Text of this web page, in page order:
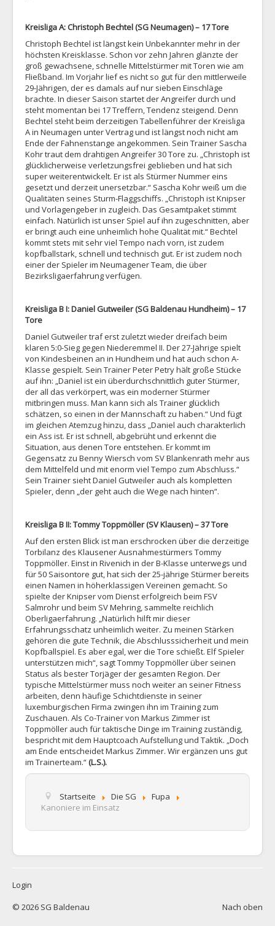
Kreisliga A: Christoph Bechtel (SG Neumagen) – 17 Tore
Christoph Bechtel ist längst kein Unbekannter mehr in der
höchsten Kreisklasse. Schon vor zehn Jahren glänzte der
groß gewachsene, schnelle Mittelstürmer mit Toren wie am
Fließband. Im Vorjahr lief es nicht so gut für den mittlerweile
29-Jährigen, der es damals auf nur sieben Einschläge
brachte. In dieser Saison startet der Angreifer durch und
steht momentan bei 17 Treffern, Tendenz steigend. Denn
Bechtel steht beim derzeitigen Tabellenführer der Kreisliga
A in Neumagen unter Vertrag und ist längst noch nicht am
Ende der Fahnenstange angekommen. Sein Trainer Sascha
Kohr traut dem drahtigen Angreifer 30 Tore zu. „Christoph ist
glücklicherweise verletzungsfrei geblieben und hat sich
super weiterentwickelt. Er ist als Stürmer Nummer eins
gesetzt und derzeit unersetzbar.“ Sascha Kohr weiß um die
Qualitäten seines Sturm-Flaggschiffs. „Christoph ist Knipser
und Vorlagengeber in zugleich. Das Gesamtpaket stimmt
einfach. Natürlich ist unser Spiel auf ihn zugeschnitten, aber
er bringt auch eine unheimlich hohe Qualität mit.“ Bechtel
kommt stets mit sehr viel Tempo nach vorn, ist zudem
kopfballstark, schnell und technisch gut. Er ist zudem noch
einer der Spieler im Neumagener Team, die über
Bezirksligaerfahrung verfügen.
Kreisliga B I: Daniel Gutweiler (SG Baldenau Hundheim) – 17
Tore
Daniel Gutweiler traf erst zuletzt wieder dreifach beim
klaren 5:0-Sieg gegen Niederemmel II. Der 27-Jährige spielt
von Kindesbeinen an in Hundheim und hat auch schon A-
Klasse gespielt. Sein Trainer Peter Petry hält große Stücke
auf ihn: „Daniel ist ein überdurchschnittlich guter Stürmer,
der all das verkörpert, was ein moderner Stürmer
mitbringen muss. Man kann sich als Trainer glücklich
schätzen, so einen in der Mannschaft zu haben.“ Und fügt
im gleichen Atemzug hinzu, dass „Daniel auch charakterlich
ein Ass ist. Er ist schnell, abgebrüht und erkennt die
Situation, aus denen Tore entstehen. Er kommt im
Gegensatz zu Benny Wiersch vom SV Blankenrath mehr aus
dem Mittelfeld und mit enorm viel Tempo zum Abschluss.“
Sein Trainer sieht Daniel Gutweiler auch als kompletten
Spieler, denn „der geht auch die Wege nach hinten“.
Kreisliga B II: Tommy Toppmöller (SV Klausen) – 37 Tore
Auf den ersten Blick ist man erschrocken über die derzeitige
Torbilanz des Klausener Ausnahmestürmers Tommy
Toppmöller. Einst in Rivenich in der B-Klasse unterwegs und
für 50 Saisontore gut, hat sich der 25-jährige Stürmer bereits
einen Namen in höherklassigen Vereinen gemacht. So
spielte der Knipser vom Dienst erfolgreich beim FSV
Salmrohr und beim SV Mehring, sammelte reichlich
Oberligaerfahrung. „Natürlich hilft mir dieser
Erfahrungsschatz unheimlich weiter. Zu meinen Stärken
gehören die gute Technik, die Abschlusssicherheit und mein
Kopfballspiel. Es aber egal, wer die Tore schießt. Elf Spieler
unterstützen mich“, sagt Tommy Toppmöller über seinen
Status als bester Torjäger der gesamten Region. Der
typische Mittelstürmer muss noch weiter an seiner Fitness
arbeiten, denn häufige Schichtdienste in seiner
luxemburgischen Firma zwingen ihn im Training zum
Zuschauen. Als Co-Trainer von Markus Zimmer ist
Toppmöller auch für taktische Dinge im Training zuständig,
bespricht mit dem Hauptcoach Aufstellung und Taktik. „Doch
am Ende entscheidet Markus Zimmer. Wir ergänzen uns gut
im Trainerteam.“ (L.S.).
Startseite Die SG
Fupa
Kanoniere im Einsatz
Login
Nach oben
© 2026 SG Baldenau